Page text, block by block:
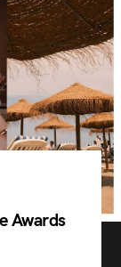
Awards